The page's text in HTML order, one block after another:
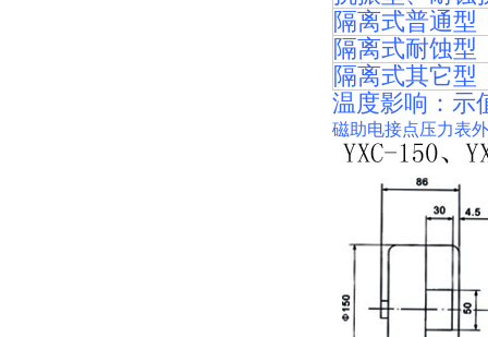
隔离式普通型
隔离式耐蚀型
隔离式其它型
温度影响：示
磁助电接点压力表